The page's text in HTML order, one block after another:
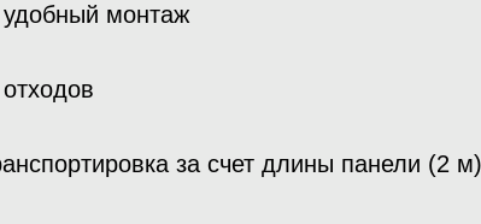
монтаж
за счет длины панели (2 м)